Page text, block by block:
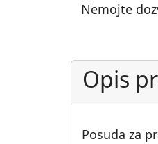
Nemojte
Opis
Posuda za